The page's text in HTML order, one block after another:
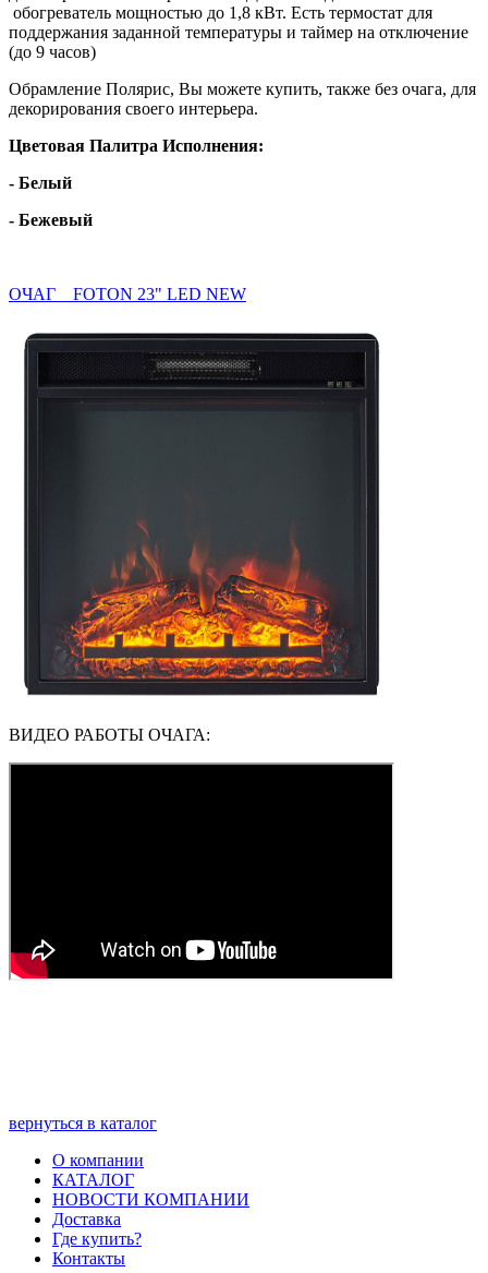
обогреватель мощностью до 1,8 кВт. Есть термостат для
поддержания заданной температуры и таймер на отключение
(до 9 часов)
Обрамление Полярис, Вы можете купить, также без очага, для
декорирования своего интерьера.
Цветовая Палитра Исполнения:
- Белый
- Бежевый
ОЧАГ FOTON 23" LED NEW
ВИДЕО РАБОТЫ ОЧАГА:
вернуться в каталог
О компании
КАТАЛОГ
НОВОСТИ КОМПАНИИ
Доставка
Где купить?
Контакты